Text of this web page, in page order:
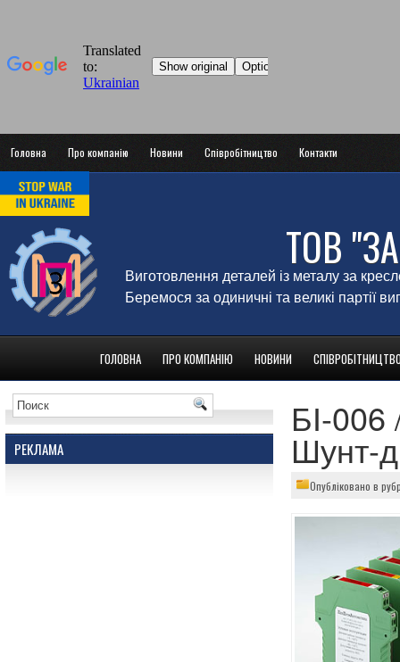
Головна Про компанію Новини Співробітництво Контакти
ТОВ
Виготовлення деталей із металу за
Беремося за одиничні та великі партії
ГОЛОВНА ПРО КОМПАНІЮ НОВИНИ
РЕКЛАМА
БІ-006
Шунт-
Опубліковано в